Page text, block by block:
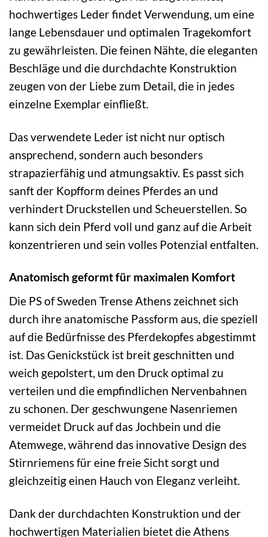
hochwertiges Leder findet Verwendung, um eine
lange Lebensdauer und optimalen Tragekomfort
zu gewährleisten. Die feinen Nähte, die eleganten
Beschläge und die durchdachte Konstruktion
zeugen von der Liebe zum Detail, die in jedes
einzelne Exemplar einfließt.
Das verwendete Leder ist nicht nur optisch
ansprechend, sondern auch besonders
strapazierfähig und atmungsaktiv. Es passt sich
sanft der Kopfform deines Pferdes an und
verhindert Druckstellen und Scheuerstellen. So
kann sich dein Pferd voll und ganz auf die Arbeit
konzentrieren und sein volles Potenzial entfalten.
Anatomisch geformt für maximalen Komfort
Die PS of Sweden Trense Athens zeichnet sich
durch ihre anatomische Passform aus, die speziell
auf die Bedürfnisse des Pferdekopfes abgestimmt
ist. Das Genickstück ist breit geschnitten und
weich gepolstert, um den Druck optimal zu
verteilen und die empfindlichen Nervenbahnen
zu schonen. Der geschwungene Nasenriemen
vermeidet Druck auf das Jochbein und die
Atemwege, während das innovative Design des
Stirnriemens für eine freie Sicht sorgt und
gleichzeitig einen Hauch von Eleganz verleiht.
Dank der durchdachten Konstruktion und der
hochwertigen Materialien bietet die Athens